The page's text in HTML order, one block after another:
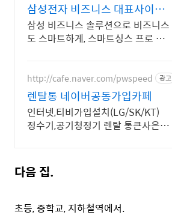
삼성전자 비즈니스 대표사이트
본사 공식 운영 견적문의
삼성 비즈니스 솔루션으로 비즈니스
도 스마트하게, 스마트싱스 프로 솔
http://cafe.naver.com/pwspeed 광고
렌탈통 네이버공동가입카페
인터넷,티비가입설치(LG/SK/KT)
정수기,공기청정기 렌탈 통큰사은품
다음 집.
초등, 중학교, 지하철역에서.